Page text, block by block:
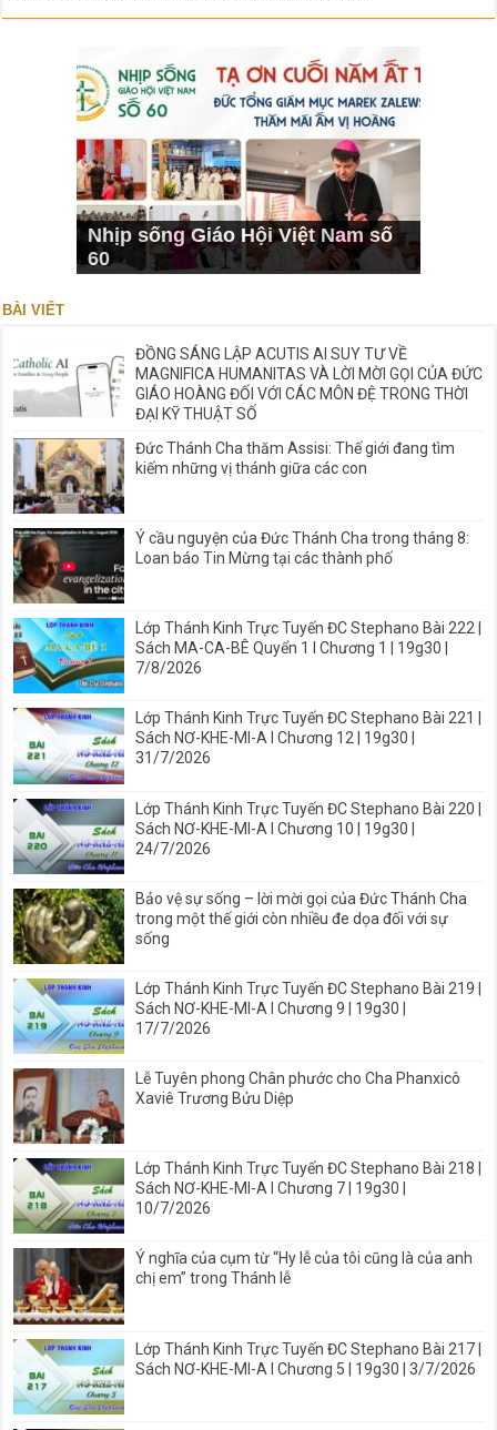
Nhịp sống Giáo Hội Việt Nam số
60
BÀI VIẾT
ĐỒNG SÁNG LẬP ACUTIS AI SUY TƯ VỀ
MAGNIFICA HUMANITAS VÀ LỜI MỜI GỌI CỦA ĐỨC
GIÁO HOÀNG ĐỐI VỚI CÁC MÔN ĐỆ TRONG THỜI
ĐẠI KỸ THUẬT SỐ
Đức Thánh Cha thăm Assisi: Thế giới đang tìm
kiếm những vị thánh giữa các con
Ý cầu nguyện của Đức Thánh Cha trong tháng 8:
Loan báo Tin Mừng tại các thành phố
Lớp Thánh Kinh Trực Tuyến ĐC Stephano Bài 222 |
Sách MA-CA-BÊ Quyển 1 I Chương 1 | 19g30 |
7/8/2026
Lớp Thánh Kinh Trực Tuyến ĐC Stephano Bài 221 |
Sách NƠ-KHE-MI-A I Chương 12 | 19g30 |
31/7/2026
Lớp Thánh Kinh Trực Tuyến ĐC Stephano Bài 220 |
Sách NƠ-KHE-MI-A I Chương 10 | 19g30 |
24/7/2026
Bảo vệ sự sống – lời mời gọi của Đức Thánh Cha
trong một thế giới còn nhiều đe dọa đối với sự
sống
Lớp Thánh Kinh Trực Tuyến ĐC Stephano Bài 219 |
Sách NƠ-KHE-MI-A I Chương 9 | 19g30 |
17/7/2026
Lễ Tuyên phong Chân phước cho Cha Phanxicô
Xaviê Trương Bửu Diệp
Lớp Thánh Kinh Trực Tuyến ĐC Stephano Bài 218 |
Sách NƠ-KHE-MI-A I Chương 7 | 19g30 |
10/7/2026
Ý nghĩa của cụm từ “Hy lễ của tôi cũng là của anh
chị em” trong Thánh lễ
Lớp Thánh Kinh Trực Tuyến ĐC Stephano Bài 217 |
Sách NƠ-KHE-MI-A I Chương 5 | 19g30 | 3/7/2026